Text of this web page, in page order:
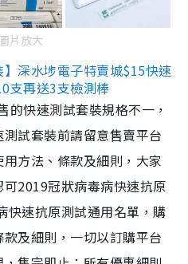
片放大
深水埗電子特賣城$15快速
支再送3支檢測棒
的快速測試套裝規格不一，
試套裝前請留意售賣平台
方法、條款及細則，大家
2019冠狀病毒病快速抗原
快速抗原測試通用名單，購
及細則，一切以訂購平台